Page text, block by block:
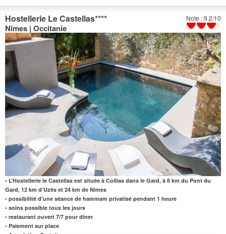
Note : 9.2/10
Hostellerie Le Castellas****
Nîmes | Occitanie
• L’Hostellerie le Castellas est située à Collias dans le Gard, à 8 km du Pont du
Gard, 12 km d’Uzès et 24 km de Nîmes
• possibilité d'une séance de hammam privatisé pendant 1 heure
• soins possible tous les jours
• restaurant ouvert 7/7 pour diner
• Paiement sur place